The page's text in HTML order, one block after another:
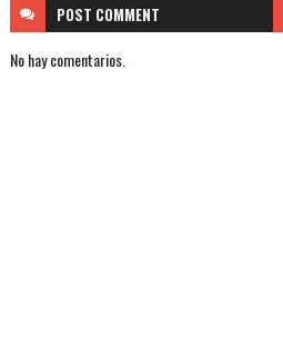
POST COMMENT
No hay comentarios.